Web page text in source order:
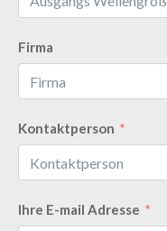
Firma
Kontaktperson
Ihre E-mail Adresse